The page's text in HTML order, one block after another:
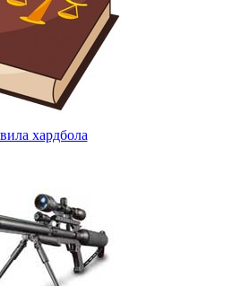
хардбола